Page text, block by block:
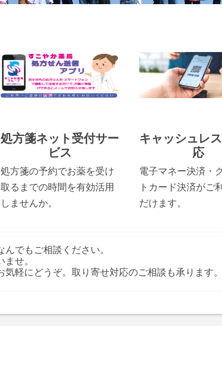
処方箋ネット受付サー
ビス
処方箋の予約でお薬を受け
取るまでの時間を有効活用
しませんか。
キャッシュレ
応
電子マネー決済・
トカード決済がご
だけます。
でもご相談ください。
せ。
軽にどうぞ。取り寄せ対応のご相談も承ります。